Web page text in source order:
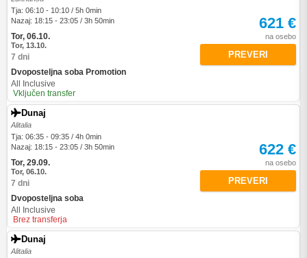
Tja: 06:10 - 10:10 / 5h 0min
Nazaj: 18:15 - 23:05 / 3h 50min
Tor, 06.10.
Tor, 13.10.
7 dni
Dvoposteljna soba Promotion
All Inclusive
Vključen transfer
621 €
na osebo
PREVERI
Dunaj
Alitalia
Tja: 06:35 - 09:35 / 4h 0min
Nazaj: 18:15 - 23:05 / 3h 50min
Tor, 29.09.
Tor, 06.10.
7 dni
Dvoposteljna soba
All Inclusive
Brez transferja
622 €
na osebo
PREVERI
Dunaj
Alitalia